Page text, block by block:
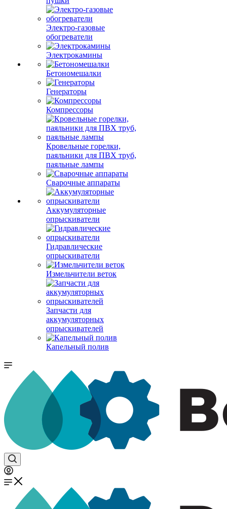
Электро-газовые
обогреватели
Электрокамины
Бетономешалки
Генераторы
Компрессоры
Кровельные горелки,
паяльники для ПВХ труб,
паяльные лампы
Сварочные аппараты
Аккумуляторные
опрыскиватели
Гидравлические
опрыскиватели
Измельчители веток
Запчасти для
аккумуляторных
опрыскивателей
Капельный полив